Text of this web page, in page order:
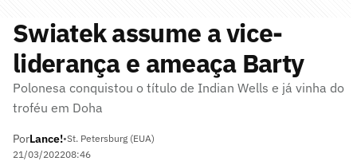
Swiatek assume a vice-
liderança e ameaça Barty
Polonesa conquistou o título de Indian Wells e já vinha do
troféu em Doha
PorLance!•St. Petersburg (EUA)
21/03/202208:46